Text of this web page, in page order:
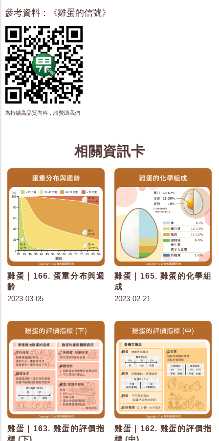
參考資料：《雞蛋的信號》
為持續高品質內容，請贊助我們
相關資訊卡
雞蛋｜166. 蛋重分布與週
齡
2023-03-05
雞蛋｜165. 雞蛋的化學組
成
2023-02-21
雞蛋｜163. 雞蛋的評價指
標 (下)
雞蛋｜162. 雞蛋的評價指
標 (中)